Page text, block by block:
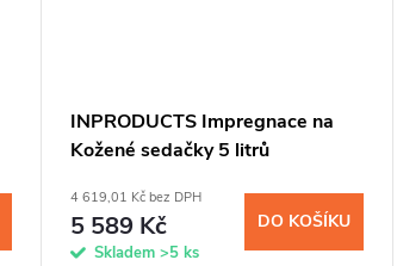
INPRODUCTS Impregnace na
Kožené sedačky 5 litrů
4 619,01 Kč bez DPH
5 589 Kč
Skladem>5 ks
DO KOŠÍKU